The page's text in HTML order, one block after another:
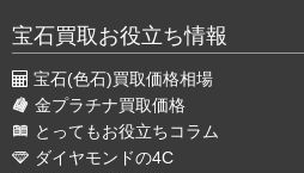
宝石買取お役立ち情報
宝石(色石)買取価格相場
金プラチナ買取価格
とってもお役立ちコラム
ダイヤモンドの4C